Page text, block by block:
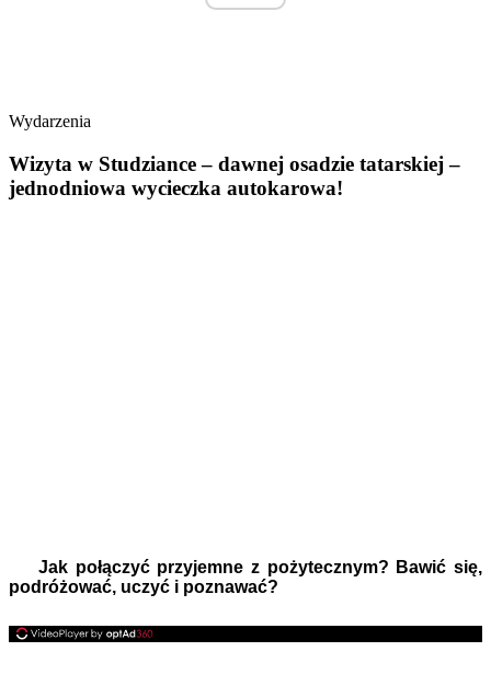
Wydarzenia
Wizyta w Studziance – dawnej osadzie tatarskiej –
jednodniowa wycieczka autokarowa!
Jak połączyć przyjemne z pożytecznym? Bawić się,
podróżować, uczyć i poznawać?